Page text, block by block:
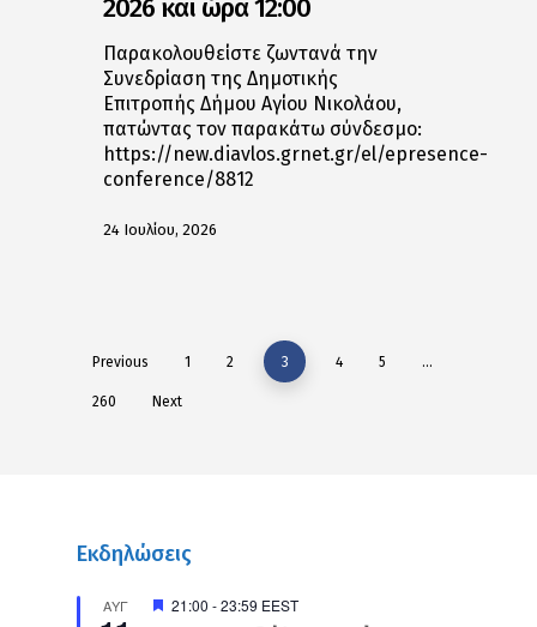
2026 και ώρα 12:00
Παρακολουθείστε ζωντανά την
Συνεδρίαση της Δημοτικής
Επιτροπής Δήμου Αγίου Νικολάου,
πατώντας τον παρακάτω σύνδεσμο:
https://new.diavlos.grnet.gr/el/epresence-
conference/8812
24 Ιουλίου, 2026
Previous 1 2 3 4 5 …
260 Next
Εκδηλώσεις
ΑΥΓ Προτεινόμενο
21:00 -23:59 EEST